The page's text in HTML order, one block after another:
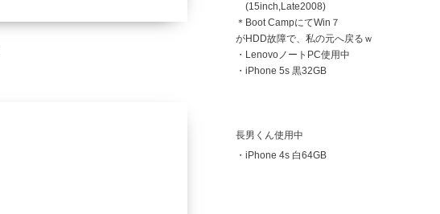
(15inch,Late2008)
＊Boot CampにてWin７
がHDD故障で、私の元へ戻るｗ
・LenovoノートPC使用中
・iPhone 5s 黒32GB
長男くん使用中
・iPhone 4s 白64GB